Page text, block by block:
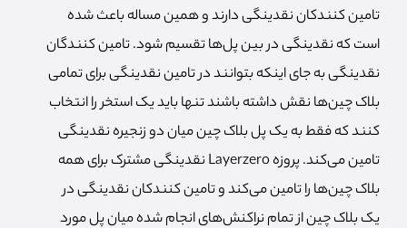
تامین کنندکان نقدینگی دارند و همین مساله باعث شده
است که نقدینگی در بین پل‌ها تقسیم شود. تامین کنندگان
نقدینگی به جای اینکه بتوانند در تامین نقدینگی برای تمامی
بلاک چین‌ها نقش داشته باشند تنها باید یک استخر را انتخاب
کنند که فقط به یک پل بلاک چین میان دو زنجیره نقدینگی
تامین می‌کند. پروزه Layerzero نقدینگی مشترک برای همه
بلاک چین‌ها را تامین می‌کند و تامین کنندکان نقدینگی در
یک بلاک چین از تمام نراکنش‌های انجام شده میان پل مورد